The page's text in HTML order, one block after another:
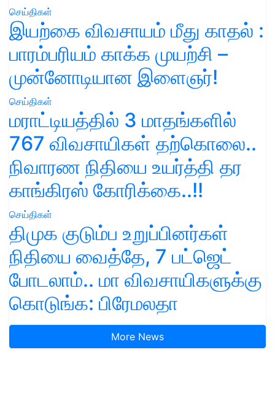
செய்திகள்
இயற்கை விவசாயம் மீது காதல் :
பாரம்பரியம் காக்க முயற்சி –
முன்னோடியான இளைஞர்!
செய்திகள்
மராட்டியத்தில் 3 மாதங்களில்
767 விவசாயிகள் தற்கொலை..
நிவாரண நிதியை உயர்த்தி தர
காங்கிரஸ் கோரிக்கை..!!
செய்திகள்
திமுக குடும்ப உறுப்பினர்கள்
நிதியை வைத்தே, 7 பட்ஜெட்
போடலாம்.. மா விவசாயிகளுக்கு
கொடுங்க: பிரேமலதா
More News